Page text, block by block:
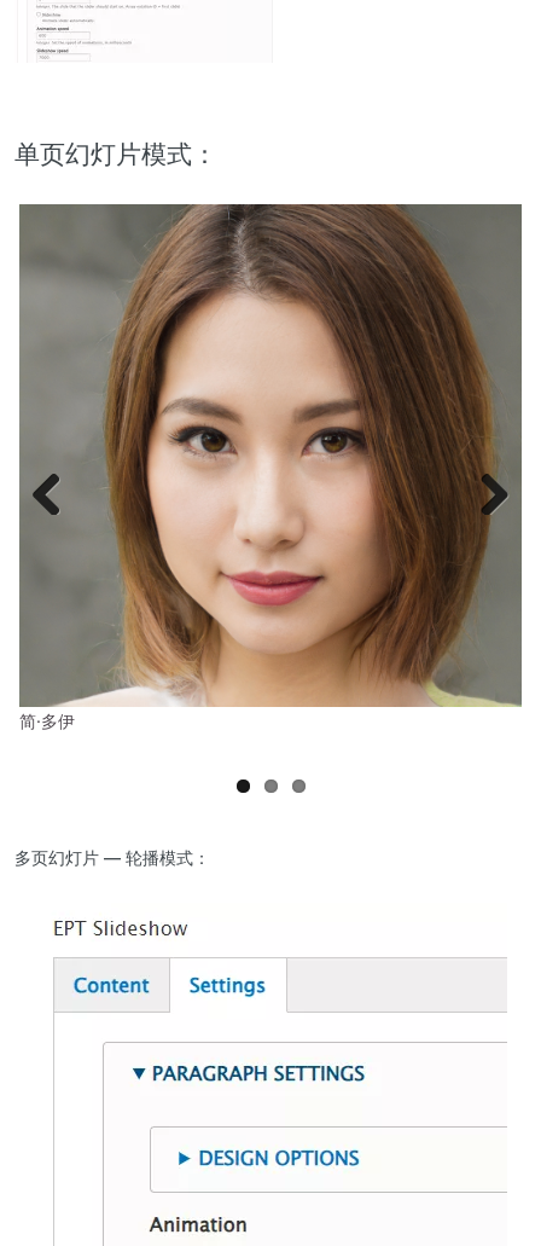
单页幻灯片模式：
简·多伊
Next
多页幻灯片 — 轮播模式：